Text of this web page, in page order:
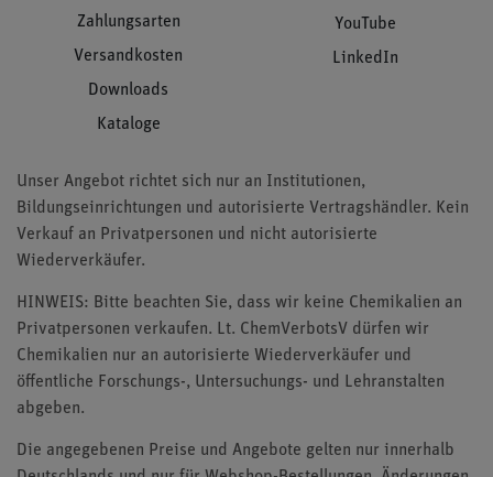
Zahlungsarten
Versandkosten
Downloads
Kataloge
YouTube
LinkedIn
Unser Angebot richtet sich nur an Institutionen,
Bildungseinrichtungen und autorisierte Vertragshändler. Kein
Verkauf an Privatpersonen und nicht autorisierte
Wiederverkäufer.
HINWEIS: Bitte beachten Sie, dass wir keine Chemikalien an
Privatpersonen verkaufen. Lt. ChemVerbotsV dürfen wir
Chemikalien nur an autorisierte Wiederverkäufer und
öffentliche Forschungs-, Untersuchungs- und Lehranstalten
abgeben.
Die angegebenen Preise und Angebote gelten nur innerhalb